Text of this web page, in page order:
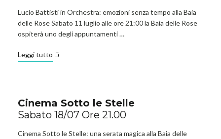
Lucio Battisti in Orchestra: emozioni senza tempo alla Baia
delle Rose Sabato 11 luglio alle ore 21:00 la Baia delle Rose
ospiterà uno degli appuntamenti …
Leggi tutto
Cinema Sotto le Stelle
Sabato 18/07 Ore 21.00
Cinema Sotto le Stelle: una serata magica alla Baia delle